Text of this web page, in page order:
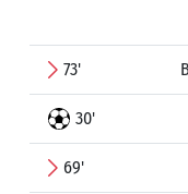
73'
30'
69'